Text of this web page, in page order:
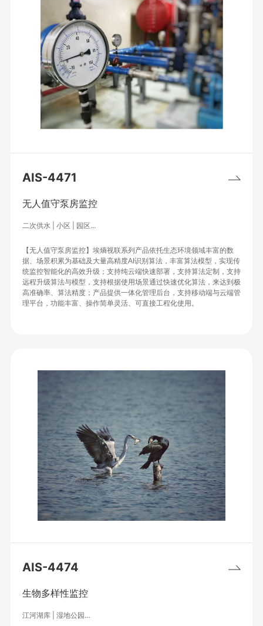
AIS-4471
无人值守泵房监控
二次供水 | 小区 | 园区...
【无人值守泵房监控】埃熵视联系列产品依托生态环境领域丰富的数
据、场景积累为基础及大量高精度AI识别算法，丰富算法模型，实现传
统监控智能化的高效升级； 支持纯云端快速部署，支持算法定制，支持
远程升级算法与模型，支持根据使用场景通过快速优化算法，来达到极
高准确率、算法精度； 产品提供一体化管理后台，支持移动端与云端管
理平台，功能丰富、操作简单灵活、可直接工程化使用。
AIS-4474
生物多样性监控
江河湖库 | 湿地公园…